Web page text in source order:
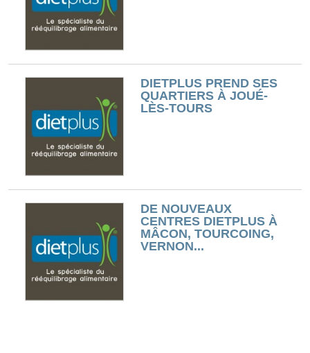
DIETPLUS PREND SES
QUARTIERS À JOUÉ-
LÈS-TOURS
DE NOUVEAUX
CENTRES DIETPLUS À
MÂCON, TOURCOING,
VERNON...